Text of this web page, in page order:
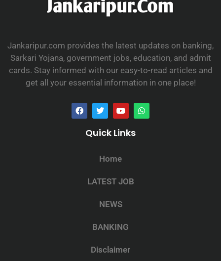
Jankaripur.com provides the latest updates on banking,
Sarkari Yojana, government jobs, education, and admit
cards. Stay informed with our easy-to-read articles and
get all your essential information in one place!
Quick Links
Home
LATEST JOB
NEWS
BANKING
Disclaimer